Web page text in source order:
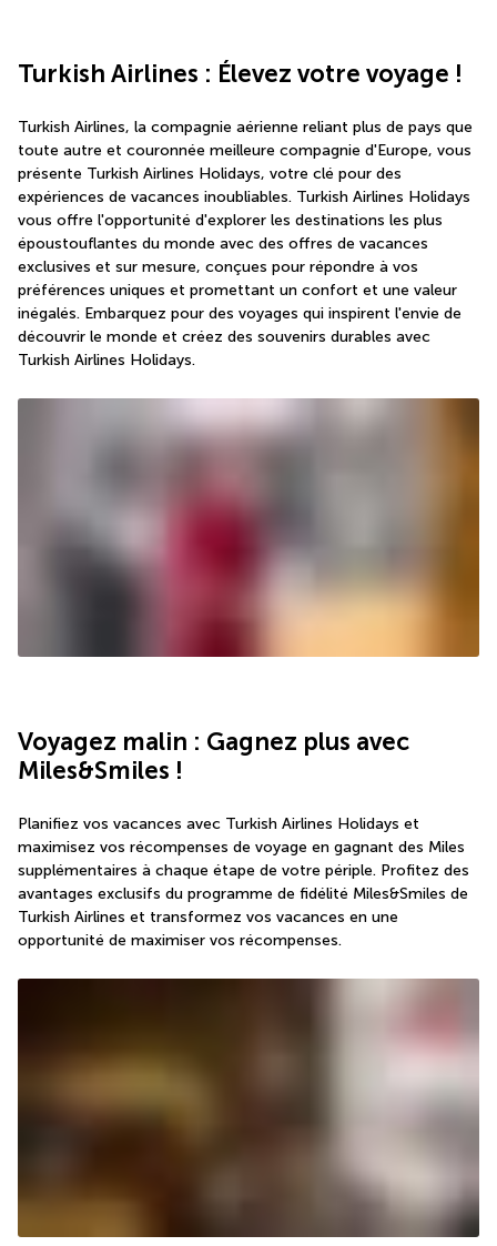
Turkish Airlines : Élevez votre voyage !
Turkish Airlines, la compagnie aérienne reliant plus de pays que
toute autre et couronnée meilleure compagnie d'Europe, vous
présente Turkish Airlines Holidays, votre clé pour des
expériences de vacances inoubliables. Turkish Airlines Holidays
vous offre l'opportunité d'explorer les destinations les plus
époustouflantes du monde avec des offres de vacances
exclusives et sur mesure, conçues pour répondre à vos
préférences uniques et promettant un confort et une valeur
inégalés. Embarquez pour des voyages qui inspirent l'envie de
découvrir le monde et créez des souvenirs durables avec
Turkish Airlines Holidays.
Voyagez malin : Gagnez plus avec
Miles&Smiles !
Planifiez vos vacances avec Turkish Airlines Holidays et
maximisez vos récompenses de voyage en gagnant des Miles
supplémentaires à chaque étape de votre périple. Profitez des
avantages exclusifs du programme de fidélité Miles&Smiles de
Turkish Airlines et transformez vos vacances en une
opportunité de maximiser vos récompenses.